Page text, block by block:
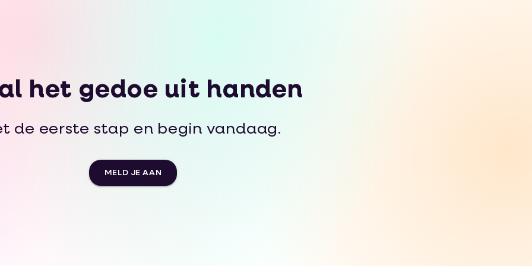
het gedoe uit handen
de eerste stap en begin vandaag.
MELD JE AAN